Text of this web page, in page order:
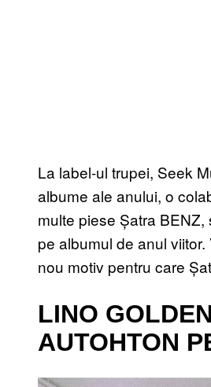
La label-ul trupei, Seek
albume ale anului, o
multe piese Șatra
pe albumul de anul
nou motiv pentru care
LINO
AUTOHTON
P